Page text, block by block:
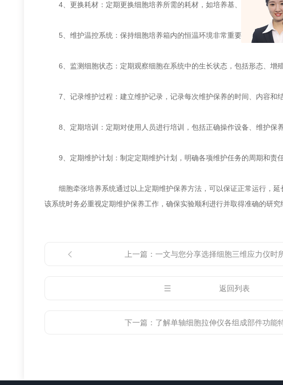
4、更换耗材：定期更换细胞培养所需的耗材，如培养基、牵张板等，避
5、维护温控系统：保持细胞培养箱内的恒温环境非常重要。定期检查
6、监测细胞状态：定期观察细胞在系统中的生长状态，包括形态、增殖
7、记录维护过程：建立维护记录，记录每次维护保养的时间、内容和结
8、定期培训：定期对使用人员进行培训，包括正确操作设备、维护保养
9、定期维护计划：制定定期维护计划，明确各项维护任务的周期和责任
细胞牵张培养系统通过以上定期维护保养方法，可以保证正常运行，延
该系统时务必重视定期维护保养工作，确保实验顺利进行并取得准确的研究
上一篇：一文与您分享选择细胞三维应力仪时
返回列表
下一篇： 了解单轴细胞拉伸仪各组成部件功能